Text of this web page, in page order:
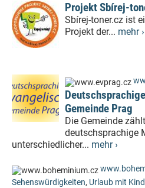
Projekt Sbírej-
Sbírej-toner.cz ist
Projekt der... mehr ›
Gemeinde Prag
Die Gemeinde
deutschsprachige
unterschiedlicher... mehr ›
Sehenswürdigkeiten, Urlaub mit